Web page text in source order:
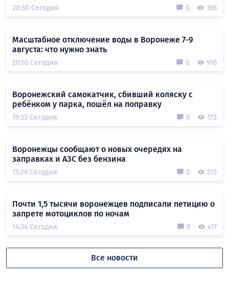
20:30 Сегодня 0 166
Масштабное отключение воды в Воронеже 7-9
августа: что нужно знать
20:10 Сегодня 0 916
Воронежский самокатчик, сбивший коляску с
ребёнком у парка, пошёл на поправку
19:33 Сегодня 0 173
Воронежцы сообщают о новых очередях на
заправках и АЗС без бензина
15:29 Сегодня 0 515
Почти 1,5 тысячи воронежцев подписали петицию о
запрете мотоциклов по ночам
14:34 Сегодня 0 417
Все новости